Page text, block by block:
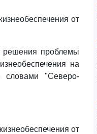
от
решения проблемы
на
"Северо-
от